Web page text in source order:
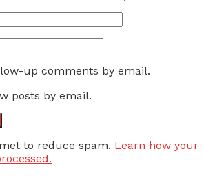
up comments by email.
posts by email.
to reduce spam. Learn how your